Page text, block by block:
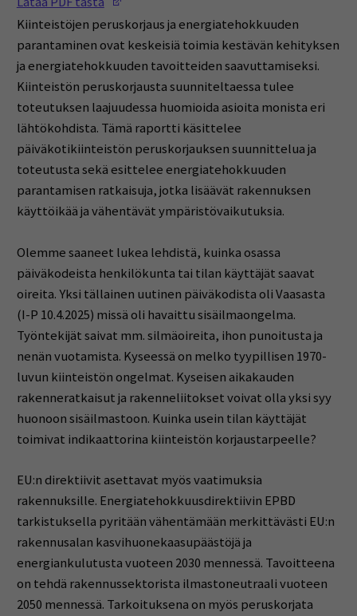
Kiinteistöjen peruskorjaus ja energiatehokkuuden
parantaminen ovat keskeisiä toimia kestävän kehityksen
ja energiatehokkuuden tavoitteiden saavuttamiseksi.
Kiinteistön peruskorjausta suunniteltaessa tulee
toteutuksen laajuudessa huomioida asioita monista eri
lähtökohdista. Tämä raportti käsittelee
päiväkotikiinteistön peruskorjauksen suunnittelua ja
toteutusta sekä esittelee energiatehokkuuden
parantamisen ratkaisuja, jotka lisäävät rakennuksen
käyttöikää ja vähentävät ympäristövaikutuksia.
Olemme saaneet lukea lehdistä, kuinka osassa
päiväkodeista henkilökunta tai tilan käyttäjät saavat
oireita. Yksi tällainen uutinen päiväkodista oli Vaasasta
(I-P 10.4.2025) missä oli havaittu sisäilmaongelma.
Työntekijät saivat mm. silmäoireita, ihon punoitusta ja
nenän vuotamista. Kyseessä on melko tyypillisen 1970-
luvun kiinteistön ongelmat. Kyseisen aikakauden
rakenneratkaisut ja rakenneliitokset voivat olla yksi syy
huonoon sisäilmastoon. Kuinka usein tilan käyttäjät
toimivat indikaattorina kiinteistön korjaustarpeelle?
EU:n direktiivit asettavat myös vaatimuksia
rakennuksille. Energiatehokkuusdirektiivin EPBD
tarkistuksella pyritään vähentämään merkittävästi EU:n
rakennusalan kasvihuonekaasupäästöjä ja
energiankulutusta vuoteen 2030 mennessä. Tavoitteena
on tehdä rakennussektorista ilmastoneutraali vuoteen
2050 mennessä. Tarkoituksena on myös peruskorjata